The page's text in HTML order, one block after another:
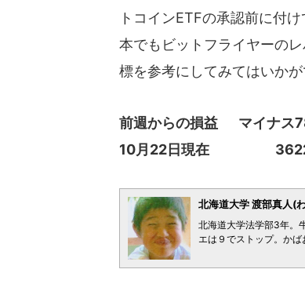
トコインETFの承認前に付
本でもビットフライヤーの
標を参考にしてみてはいかが
前週からの損益 マイナス
10月22日現在
北海道大学 渡部真人(
北海道大学法学部3年。
エは９でストップ。かば